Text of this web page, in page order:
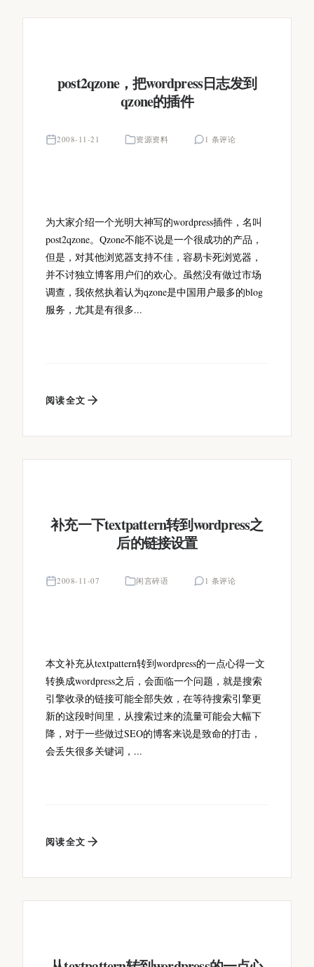
post2qzone，把wordpress日志发到
qzone的插件
2008-11-21 资源资料 1 条评论
为大家介绍一个光明大神写的wordpress插件，名叫
post2qzone。Qzone不能不说是一个很成功的产品，
但是，对其他浏览器支持不佳，容易卡死浏览器，
并不讨独立博客用户们的欢心。虽然没有做过市场
调查，我依然执着认为qzone是中国用户最多的blog
服务，尤其是有很多...
阅读全文
补充一下textpattern转到wordpress之
后的链接设置
2008-11-07 闲言碎语 1 条评论
本文补充从textpattern转到wordpress的一点心得一文
转换成wordpress之后，会面临一个问题，就是搜索
引擎收录的链接可能全部失效，在等待搜索引擎更
新的这段时间里，从搜索过来的流量可能会大幅下
降，对于一些做过SEO的博客来说是致命的打击，
会丢失很多关键词，...
阅读全文